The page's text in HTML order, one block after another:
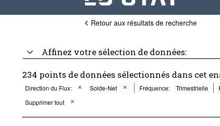
Retour aux résultats de recherche
Affinez votre sélection de données:
234 points de données sélectionnés dans cet
Direction du Flux: Solde-Net Fréquence: Trimestrielle
Supprimer tout